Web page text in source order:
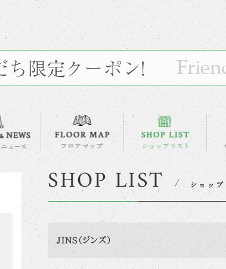
JINS（ジンズ）